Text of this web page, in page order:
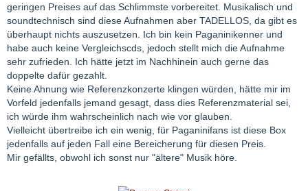
geringen Preises auf das Schlimmste vorbereitet. Musikalisch und
soundtechnisch sind diese Aufnahmen aber TADELLOS, da gibt es
überhaupt nichts auszusetzen. Ich bin kein Paganinikenner und
habe auch keine Vergleichscds, jedoch stellt mich die Aufnahme
sehr zufrieden. Ich hätte jetzt im Nachhinein auch gerne das
doppelte dafür gezahlt.
Keine Ahnung wie Referenzkonzerte klingen würden, hätte mir im
Vorfeld jedenfalls jemand gesagt, dass dies Referenzmaterial sei,
ich würde ihm wahrscheinlich nach wie vor glauben.
Vielleicht übertreibe ich ein wenig, für Paganinifans ist diese Box
jedenfalls auf jeden Fall eine Bereicherung für diesen Preis.
Mir gefällts, obwohl ich sonst nur "ältere" Musik höre.